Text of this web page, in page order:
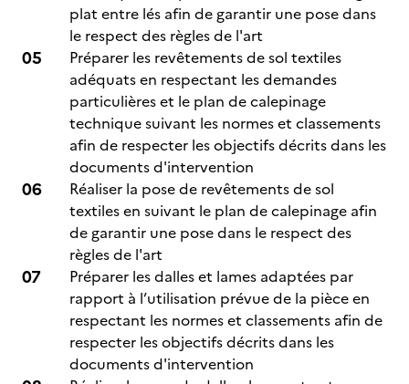
plat entre lés afin de garantir une pose dans
le respect des règles de l'art
Préparer les revêtements de sol textiles
adéquats en respectant les demandes
particulières et le plan de calepinage
technique suivant les normes et classements
afin de respecter les objectifs décrits dans les
documents d'intervention
Réaliser la pose de revêtements de sol
textiles en suivant le plan de calepinage afin
de garantir une pose dans le respect des
règles de l'art
Préparer les dalles et lames adaptées par
rapport à l’utilisation prévue de la pièce en
respectant les normes et classements afin de
respecter les objectifs décrits dans les
documents d'intervention